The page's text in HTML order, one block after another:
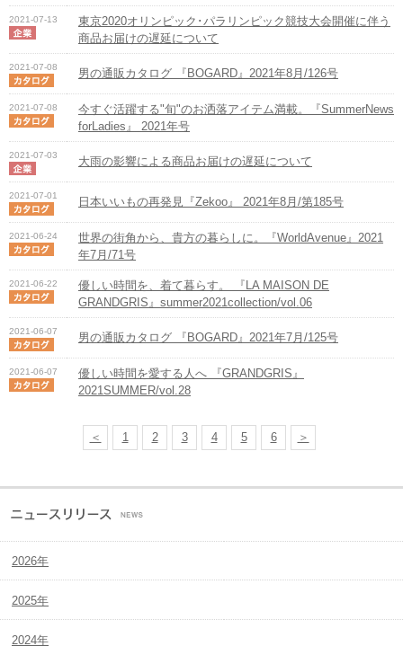
2021-07-13
東京2020オリンピック･パラリンピック競技大会開催に伴う
商品お届けの遅延について
2021-07-08 男の通販カタログ 『BOGARD』2021年8月/126号
2021-07-08
今すぐ活躍する"旬"のお洒落アイテム満載。『SummerNews
forLadies』 2021年号
2021-07-03 大雨の影響による商品お届けの遅延について
2021-07-01 日本いいもの再発見『Zekoo』 2021年8月/第185号
2021-06-24
世界の街角から、貴方の暮らしに。『WorldAvenue』2021
年7月/71号
2021-06-22
優しい時間を、着て暮らす。 『LA MAISON DE
GRANDGRIS』summer2021collection/vol.06
2021-06-07 男の通販カタログ 『BOGARD』2021年7月/125号
2021-06-07
優しい時間を愛する人へ 『GRANDGRIS』
2021SUMMER/vol.28
＜ 1 2 3 4 5 6 ＞
2026年
2025年
2024年